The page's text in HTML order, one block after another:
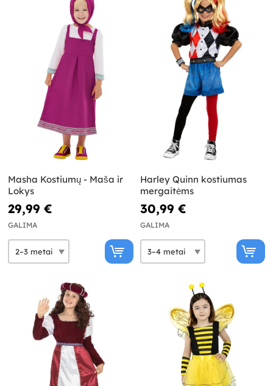
Masha Kostiumų - Maša ir
Lokys
29,99 €
GALIMA
Harley Quinn kostiumas
mergaitėms
30,99 €
GALIMA